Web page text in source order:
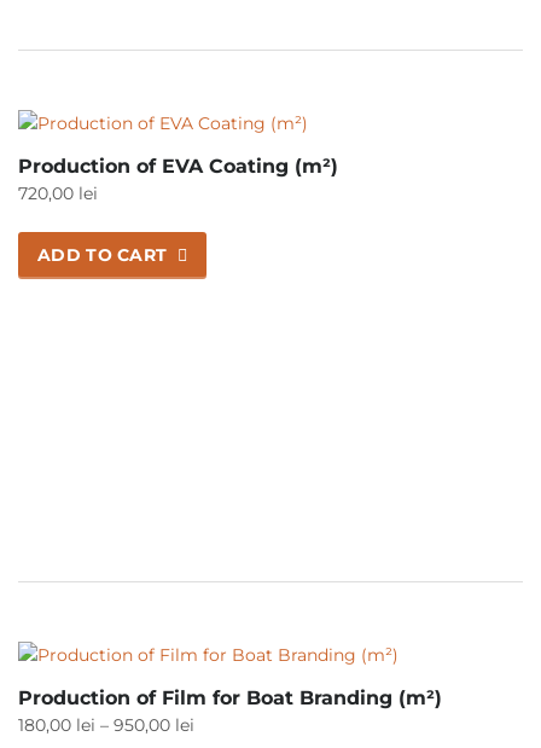
Production of EVA Coating (m²)
720,00 lei
ADD TO CART
Production of Film for Boat Branding (m²)
180,00 lei – 950,00 lei